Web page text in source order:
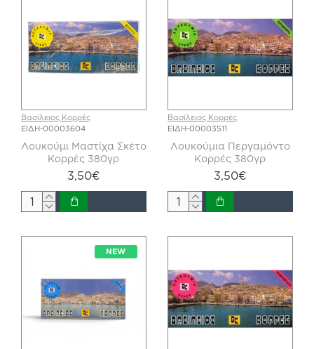
Βασίλειος Κορρές
ΕΙΔΗ-00003604
Λουκούμι Μαστίχα Σκέτο
Κορρές 380γρ
3,50€
Βασίλειος Κορρές
ΕΙΔΗ-00003511
Λουκούμια Περγαμόντο
Κορρές 380γρ
3,50€
NEW